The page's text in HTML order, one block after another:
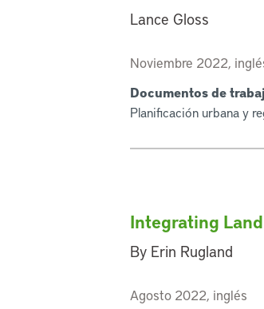
Lance Gloss
Noviembre 2022,
Documentos de
Planificación urbana y
Integrating
By Erin Rugland
Agosto 2022, inglés